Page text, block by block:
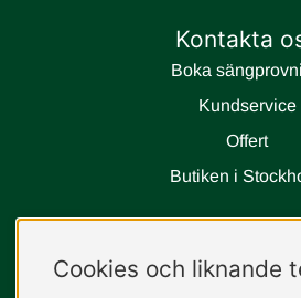
Kontakta
Boka
Kundservice
Offert
Butiken i
instagram
Cookies och liknande